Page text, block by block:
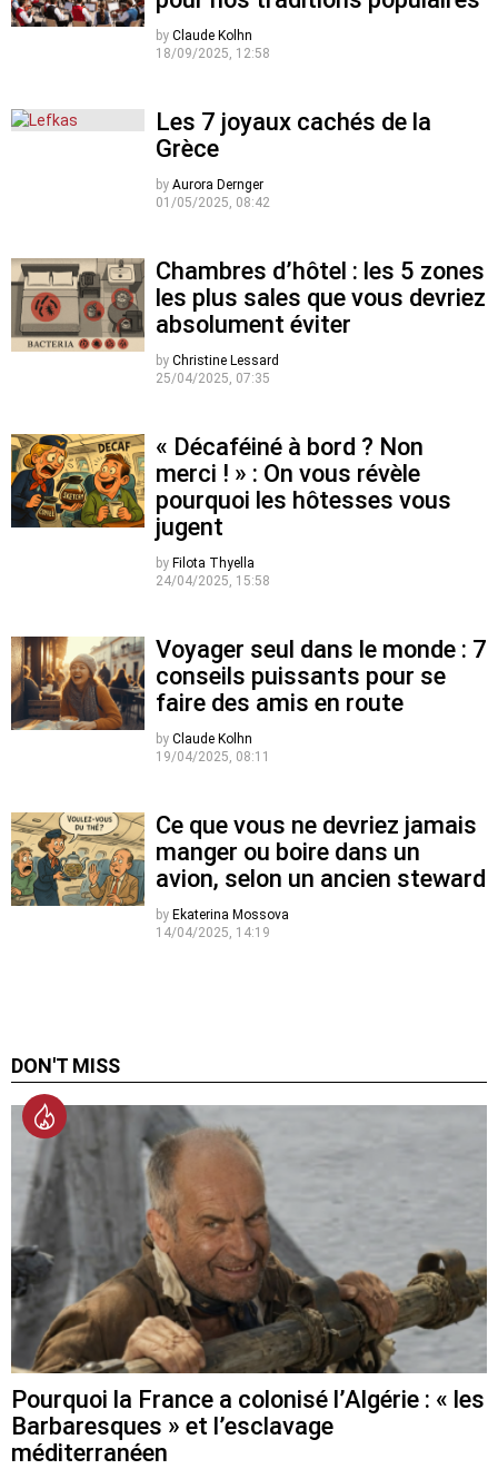
by Claude Kolhn
18/09/2025, 12:58
Les 7 joyaux cachés de la
Grèce
by Aurora Dernger
01/05/2025, 08:42
Chambres d’hôtel : les 5 zones
les plus sales que vous devriez
absolument éviter
by Christine Lessard
25/04/2025, 07:35
« Décaféiné à bord ? Non
merci ! » : On vous révèle
pourquoi les hôtesses vous
jugent
by Filota Thyella
24/04/2025, 15:58
Voyager seul dans le monde : 7
conseils puissants pour se
faire des amis en route
by Claude Kolhn
19/04/2025, 08:11
Ce que vous ne devriez jamais
manger ou boire dans un
avion, selon un ancien steward
by Ekaterina Mossova
14/04/2025, 14:19
DON'T MISS
Pourquoi la France a colonisé l’Algérie : « les
Barbaresques » et l’esclavage
méditerranéen